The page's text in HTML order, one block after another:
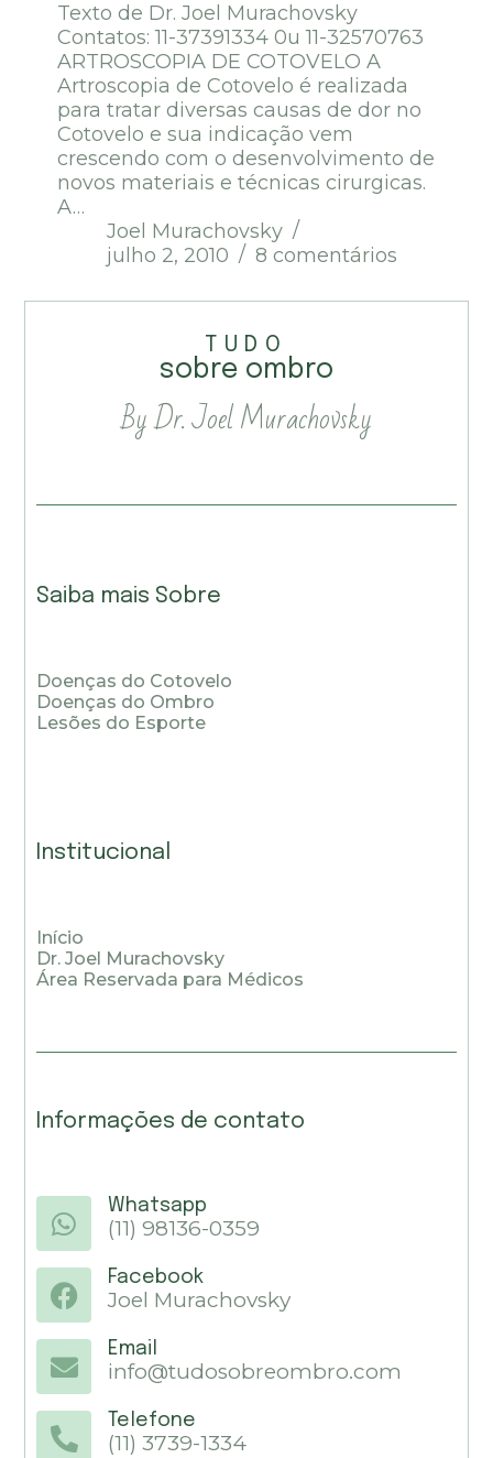
Texto de Dr. Joel Murachovsky
Contatos: 11-37391334 0u 11-32570763
ARTROSCOPIA DE COTOVELO A
Artroscopia de Cotovelo é realizada
para tratar diversas causas de dor no
Cotovelo e sua indicação vem
crescendo com o desenvolvimento de
novos materiais e técnicas cirurgicas.
A…
Joel Murachovsky
julho 2, 2010
8 comentários
TUDO
sobre ombro
By Dr. Joel Murachovsky
Saiba mais Sobre
Doenças do Cotovelo
Doenças do Ombro
Lesões do Esporte
Institucional
Início
Dr. Joel Murachovsky
Área Reservada para Médicos
Informações de contato
Whatsapp
(11) 98136-0359
Facebook
Joel Murachovsky
Email
info@tudosobreombro.com
Telefone
(11) 3739-1334